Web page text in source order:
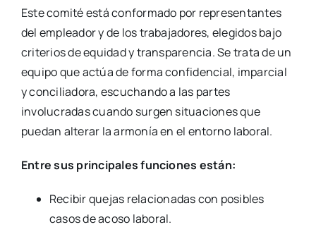
Este comité está conformado por representantes
del empleador y de los trabajadores, elegidos bajo
criterios de equidad y transparencia. Se trata de un
equipo que actúa de forma confidencial, imparcial
y conciliadora, escuchando a las partes
involucradas cuando surgen situaciones que
puedan alterar la armonía en el entorno laboral.
Entre sus principales funciones están:
Recibir quejas relacionadas con posibles
casos de acoso laboral.